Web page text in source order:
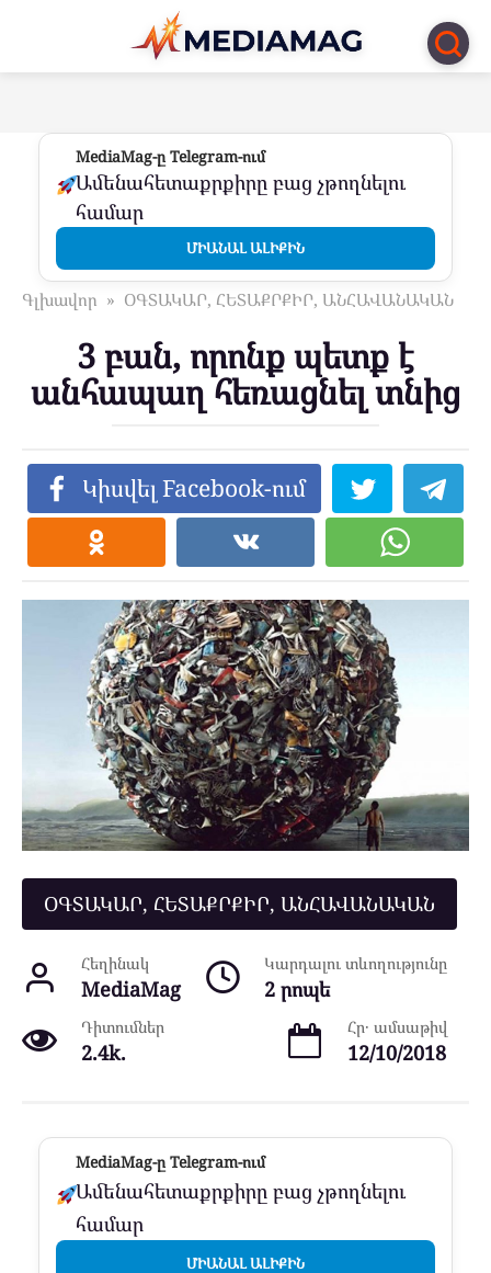
Перейти
контенту
MediaMag-ը Telegram-ում
Ամենահետաքրքիրը բաց չթողնելու
համար
ՄԻԱՆԱԼ ԱԼԻՔԻՆ
Գլխավոր » ՕԳՏԱԿԱՐ, ՀԵՏԱՔՐՔԻՐ, ԱՆՀԱՎԱՆԱԿԱՆ
3 բան, որոնք պետք է
անհապաղ հեռացնել տնից
Կիսվել Facebook-ում
ՕԳՏԱԿԱՐ, ՀԵՏԱՔՐՔԻՐ, ԱՆՀԱՎԱՆԱԿԱՆ
Հեղինակ
MediaMag
Կարդալու տևողությունը
2 րոպե
Դիտումներ
2.4k.
Հր․ ամսաթիվ
12/10/2018
MediaMag-ը Telegram-ում
Ամենահետաքրքիրը բաց չթողնելու
համար
ՄԻԱՆԱԼ ԱԼԻՔԻՆ